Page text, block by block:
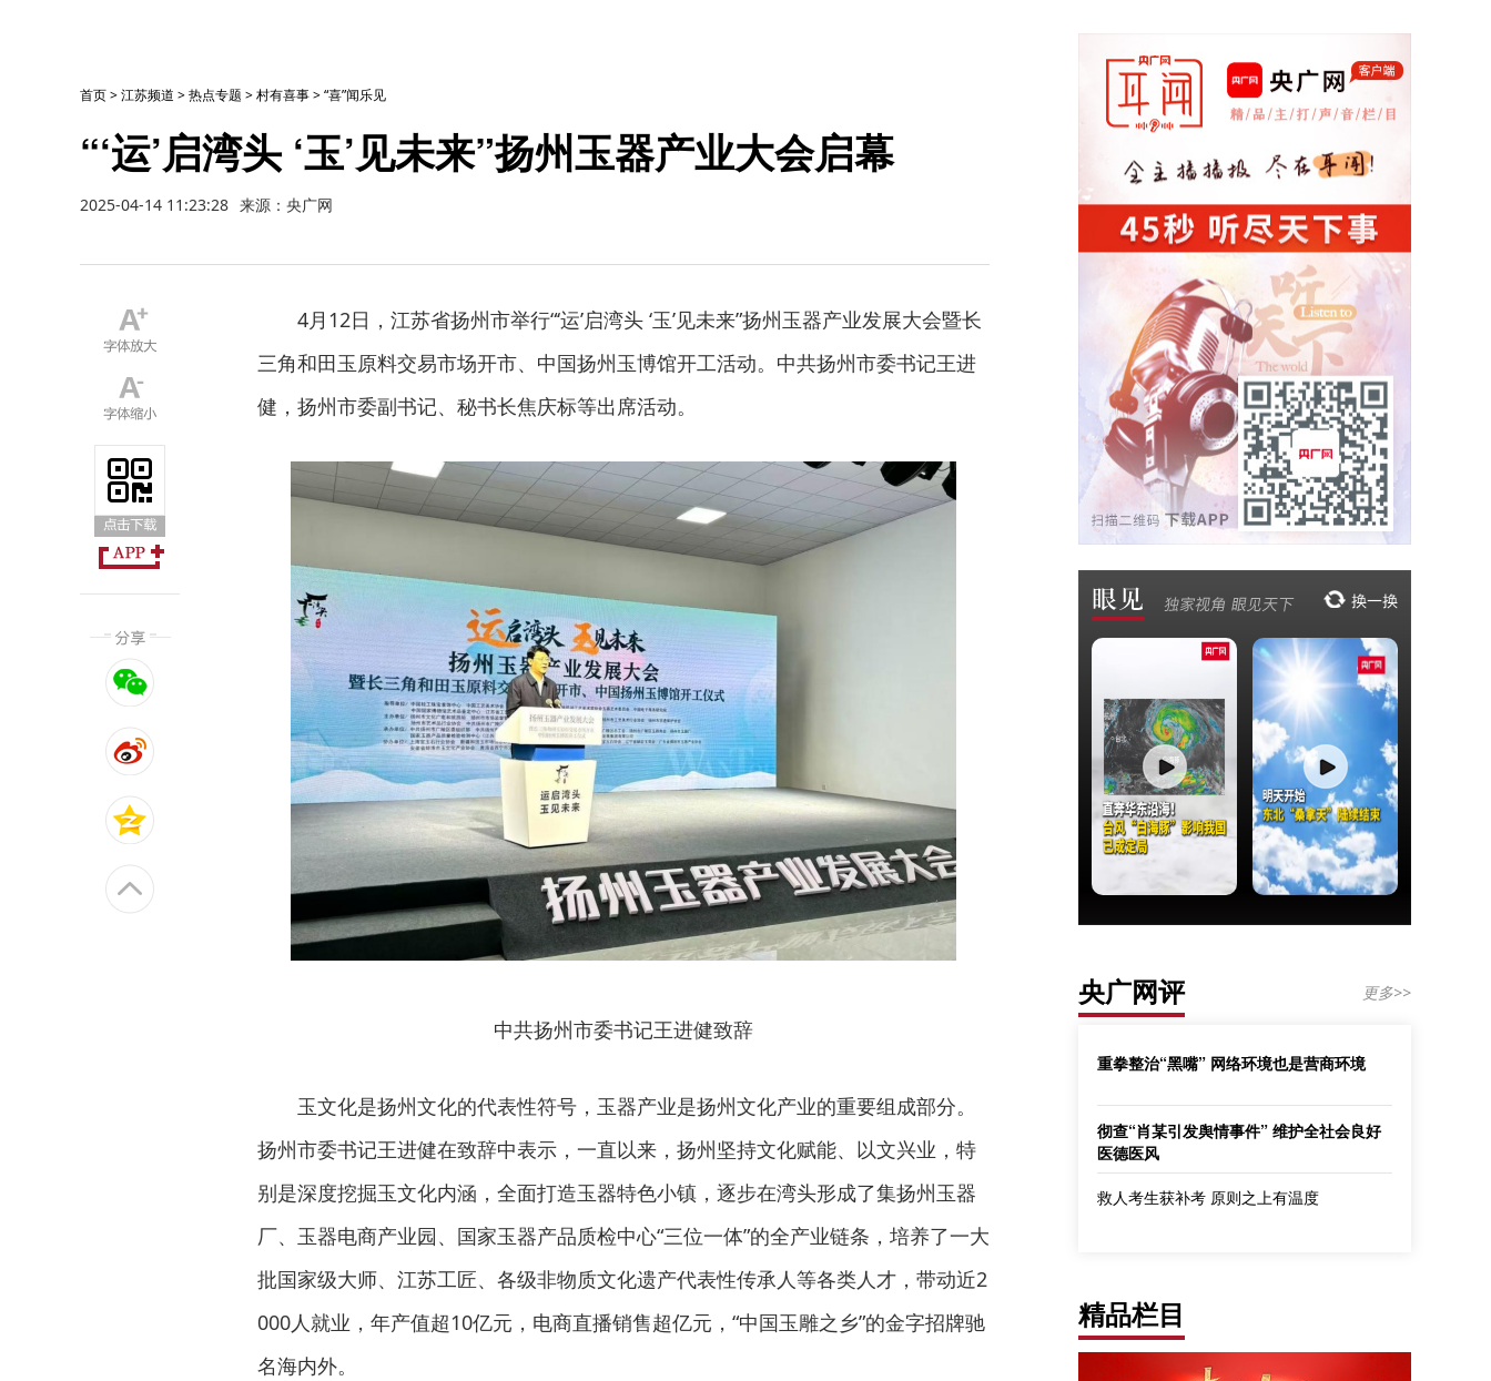
首页>江苏频道 >热点专题 >村有喜事>“喜”闻乐见
“‘运’启湾头 ‘玉’见未来”扬州玉器产业大会启幕
2025-04-14 11:23:28 来源：央广网
4月12日，江苏省扬州市举行“‘运’启湾头 ‘玉’见未来”扬州玉器产业发展大会暨长
三角和田玉原料交易市场开市、中国扬州玉博馆开工活动。中共扬州市委书记王进
健，扬州市委副书记、秘书长焦庆标等出席活动。
中共扬州市委书记王进健致辞
玉文化是扬州文化的代表性符号，玉器产业是扬州文化产业的重要组成部分。
扬州市委书记王进健在致辞中表示，一直以来，扬州坚持文化赋能、以文兴业，特
别是深度挖掘玉文化内涵，全面打造玉器特色小镇，逐步在湾头形成了集扬州玉器
厂、玉器电商产业园、国家玉器产品质检中心“三位一体”的全产业链条，培养了一大
批国家级大师、江苏工匠、各级非物质文化遗产代表性传承人等各类人才，带动近2
000人就业，年产值超10亿元，电商直播销售超亿元，“中国玉雕之乡”的金字招牌驰
名海内外。
央广网评 更多>>
重拳整治“黑嘴” 网络环境也是营商环境
彻查“肖某引发舆情事件” 维护全社会良好
医德医风
救人考生获补考 原则之上有温度
精品栏目